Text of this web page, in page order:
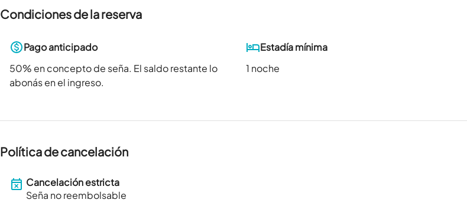
Condiciones de la reserva
Pago anticipado
50% en concepto de seña. El saldo restante lo
abonás en el ingreso.
Estadía mínima
1 noche
Política de cancelación
Cancelación estricta
Seña no reembolsable